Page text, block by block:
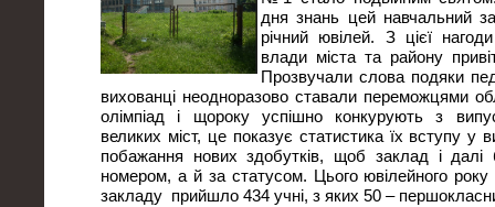
дня знань цей навчальний
річний ювілей. З цієї
влади міста та району
Прозвучали слова подяки
вихованці неодноразово ставали переможцями
олімпіад і щороку успішно конкурують з
великих міст, це показує статистика їх вступу у
побажання нових здобутків, щоб заклад і
номером, а й за статусом. Цього ювілейного року
закладу прийшло 434 учні, з яких 50 –